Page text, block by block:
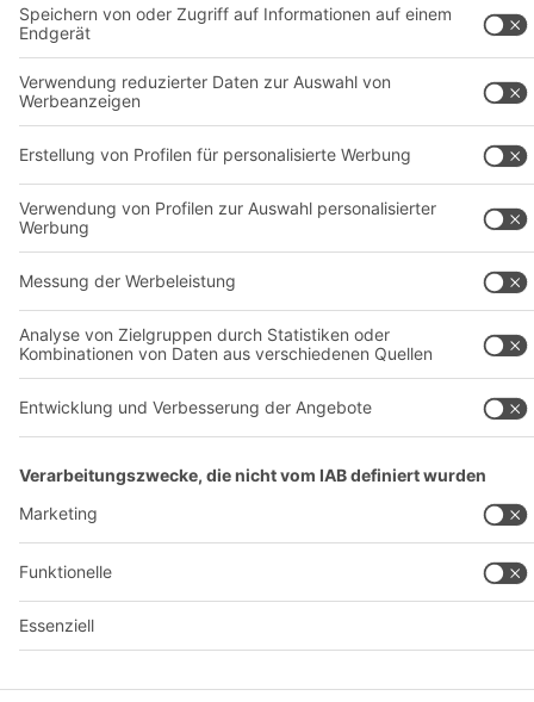
+49 (6753) 122-922
Design & Realisation+ | LOUISINTERNET
Dieses Angebot ist für Industrie, Handwerk, Handel und die
beruflichen oder gewerblichen Tätigkeit bestimmt.
MontagebedingungenReklamationsbedingungen
Impressum
DatenschutzAGBPrivatsphäre-Einstellungen